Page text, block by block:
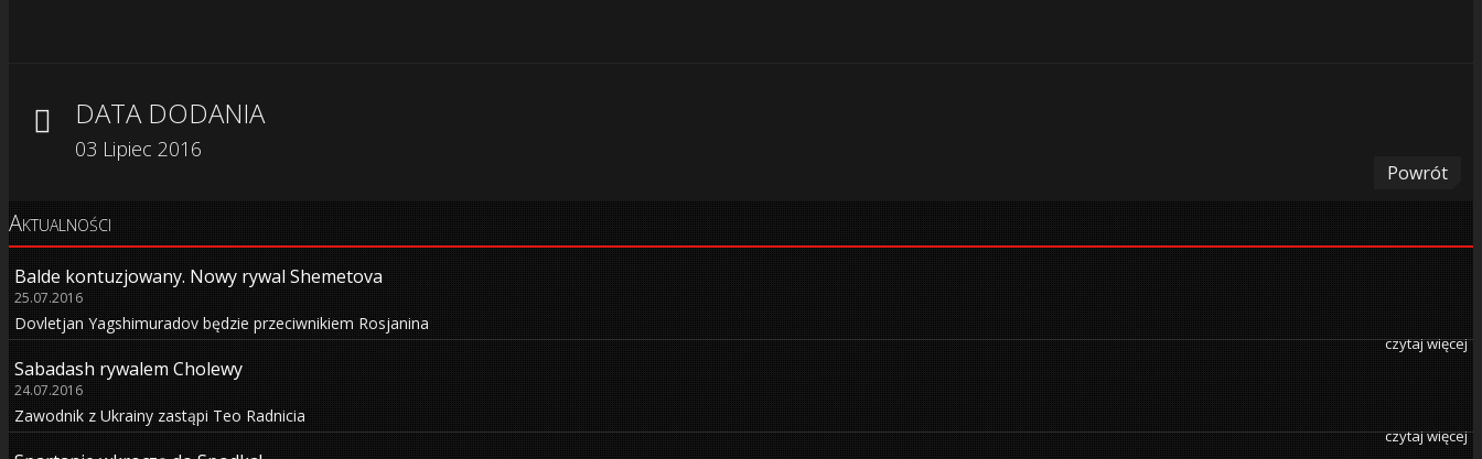
DATA DODANIA
03 Lipiec 2016
Powrót
Aktualności
Balde kontuzjowany. Nowy rywal Shemetova
25.07.2016
Dovletjan Yagshimuradov będzie przeciwnikiem Rosjanina
czytaj więcej
Sabadash rywalem Cholewy
24.07.2016
Zawodnik z Ukrainy zastąpi Teo Radnicia
czytaj więcej